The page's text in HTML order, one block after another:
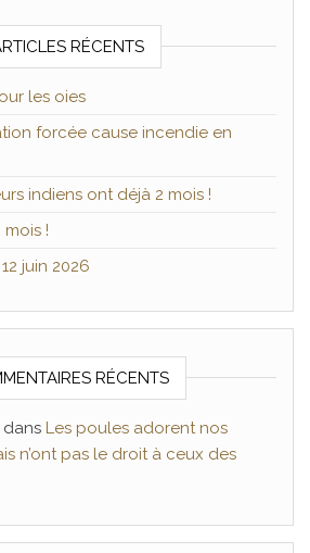
RÉCENTS
les oies
forcée cause incendie en
indiens ont déjà 2 mois !
!
juin 2026
RÉCENTS
dans Les poules adorent nos
n’ont pas le droit à ceux des